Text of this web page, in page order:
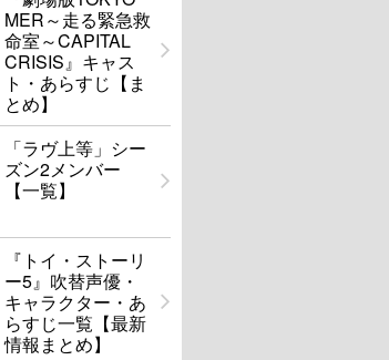
MER～走る緊急救
命室～CAPITAL
CRISIS』キャス
ト・あらすじ【ま
とめ】
「ラヴ上等」シー
ズン2メンバー
【一覧】
『トイ・ストーリ
ー5』吹替声優・
キャラクター・あ
らすじ一覧【最新
情報まとめ】